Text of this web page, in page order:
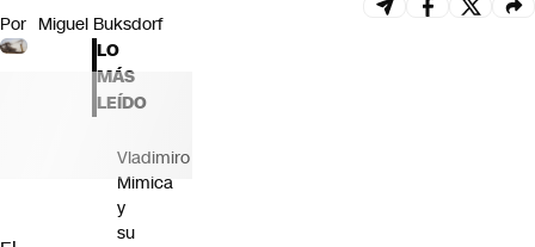
Por Miguel Buksdorf
LO
MÁS
LEÍDO
Vladimiro
Mimica
y
su